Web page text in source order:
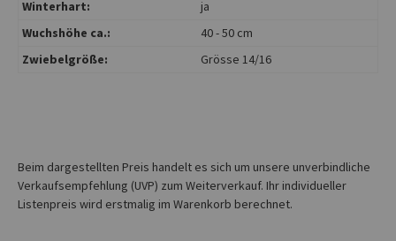
Winterhart:
ja
Wuchshöhe ca.:
40 - 50 cm
Zwiebelgröße:
Grösse 14/16
Beim dargestellten Preis handelt es sich um unsere unverbindliche
Verkaufsempfehlung (UVP) zum Weiterverkauf. Ihr individueller
Listenpreis wird erstmalig im Warenkorb berechnet.